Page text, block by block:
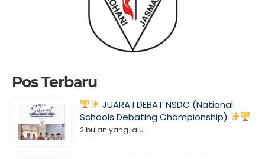
Pos Terbaru
JUARA I DEBAT NSDC (National
Schools Debating Championship)
2 bulan yang lalu